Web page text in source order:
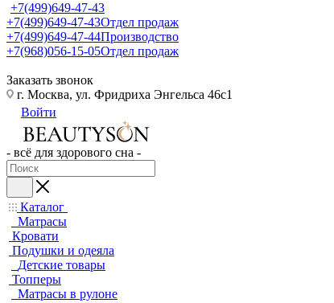
+7(499)649-47-43
+7(499)649-47-43Отдел продаж
+7(499)649-47-44Производство
+7(968)056-15-05Отдел продаж
Заказать звонок
г. Москва, ул. Фридриха Энгельса 46с1
Войти
- всё для здорового сна -
Каталог
Матрасы
Кровати
Подушки и одеяла
Детские товары
Топперы
Матрасы в рулоне